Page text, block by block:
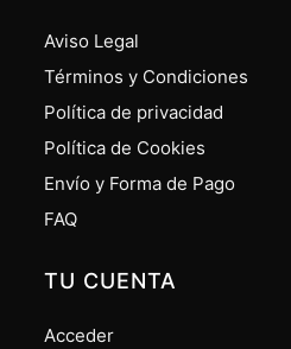
Aviso Legal
Términos y Condiciones
Política de privacidad
Política de Cookies
Envío y Forma de Pago
FAQ
TU CUENTA
Acceder